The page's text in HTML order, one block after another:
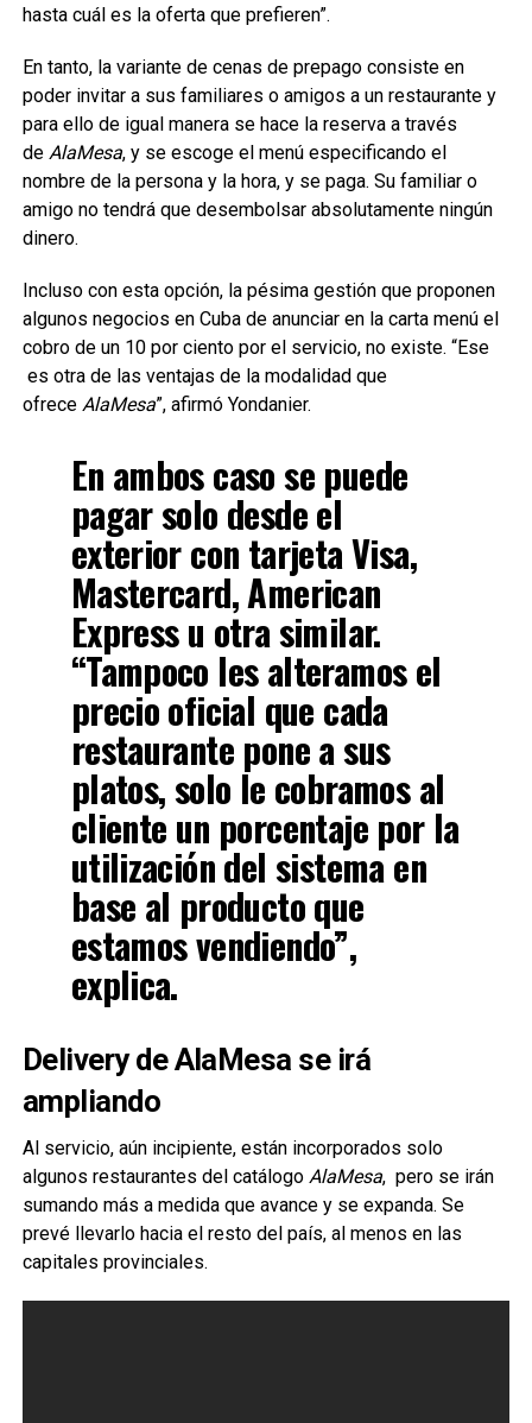
hasta cuál es la oferta que prefieren”.
En tanto, la variante de cenas de prepago consiste en
poder invitar a sus familiares o amigos a un restaurante y
para ello de igual manera se hace la reserva a través
de AlaMesa, y se escoge el menú especificando el
nombre de la persona y la hora, y se paga. Su familiar o
amigo no tendrá que desembolsar absolutamente ningún
dinero.
Incluso con esta opción, la pésima gestión que proponen
algunos negocios en Cuba de anunciar en la carta menú el
cobro de un 10 por ciento por el servicio, no existe. “Ese
es otra de las ventajas de la modalidad que
ofrece AlaMesa”, afirmó Yondanier.
En ambos caso se puede
pagar solo desde el
exterior con tarjeta Visa,
Mastercard, American
Express u otra similar.
“Tampoco les alteramos el
precio oficial que cada
restaurante pone a sus
platos, solo le cobramos al
cliente un porcentaje por la
utilización del sistema en
base al producto que
estamos vendiendo”,
explica.
Delivery de AlaMesa se irá
ampliando
Al servicio, aún incipiente, están incorporados solo
algunos restaurantes del catálogo AlaMesa, pero se irán
sumando más a medida que avance y se expanda. Se
prevé llevarlo hacia el resto del país, al menos en las
capitales provinciales.